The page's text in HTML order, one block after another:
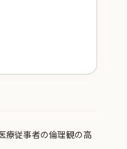
療従事者の倫理観の高